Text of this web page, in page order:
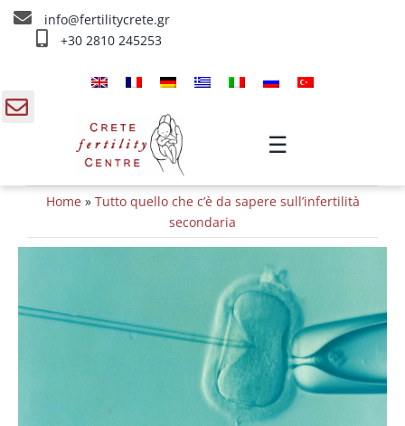
Skip
info@fertilitycrete.gr
+30 2810 245253
☰
Chi siamo
Trattamenti d’infertilità
Ringiovanimento & Fertilità
Info
Contatta ci
Home» Tutto quello che c’è da sapere sull’infertilità
secondaria